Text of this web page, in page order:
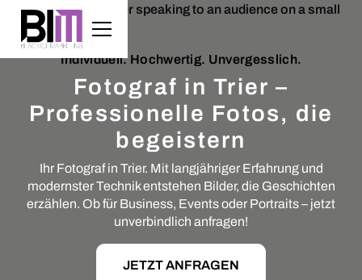
Individuell. Hochwertig. Unvergesslich.
Fotograf in Trier –
Professionelle Fotos, die
begeistern
Ihr Fotograf in Trier. Mit langjähriger Erfahrung und
modernster Technik entstehen Bilder, die Geschichten
erzählen. Ob für Business, Events oder Portraits – jetzt
unverbindlich anfragen!
JETZT ANFRAGEN